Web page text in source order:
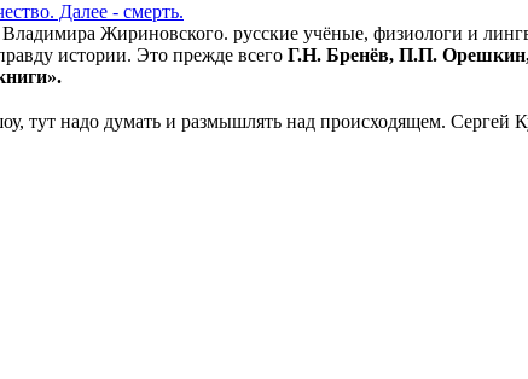
Далее - смерть.
Жириновского. русские учёные, физиологи и
истории. Это прежде всего Г.Н. Бренёв, П.П.
тут надо думать и размышлять над происходящем. Сергей